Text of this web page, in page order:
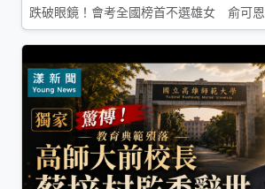
跌破眼鏡！會考全國榜首不選雄女 俞可